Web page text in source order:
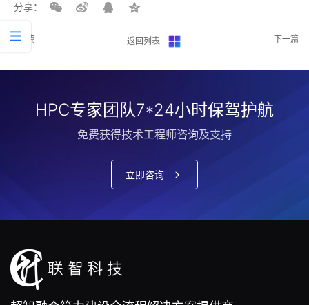
分享：
上一篇 返回列表 下一篇
HPC专家团队7*24小时保驾护航
免费获得技术工程师咨询及支持
立即咨询